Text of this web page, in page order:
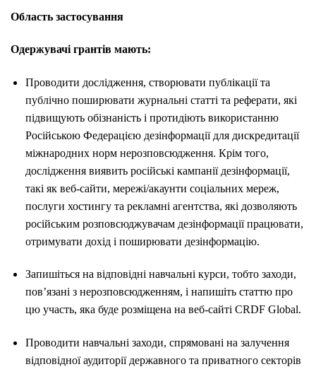
Область застосування
Одержувачі грантів мають:
Проводити дослідження, створювати публікації та
публічно поширювати журнальні статті та реферати, які
підвищують обізнаність і протидіють використанню
Російською Федерацією дезінформації для дискредитації
міжнародних норм нерозповсюдження. Крім того,
дослідження виявить російські кампанії дезінформації,
такі як веб-сайти, мережі/акаунти соціальних мереж,
послуги хостингу та рекламні агентства, які дозволяють
російським розповсюджувачам дезінформації працювати,
отримувати дохід і поширювати дезінформацію.
Запишіться на відповідні навчальні курси, тобто заходи,
пов’язані з нерозповсюдженням, і напишіть статтю про
цю участь, яка буде розміщена на веб-сайті CRDF Global.
Проводити навчальні заходи, спрямовані на залучення
відповідної аудиторії державного та приватного секторів